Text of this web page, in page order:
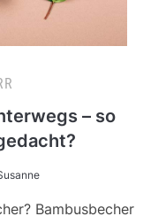
– so
Bambusbecher